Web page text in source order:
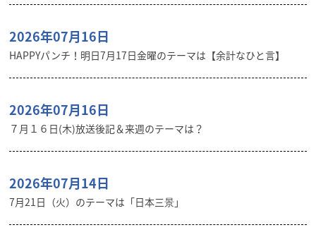
2026年07月16日
HAPPYパンチ！明日7月17日金曜のテーマは【余計なひと言】
2026年07月16日
７月１６日(木)放送後記＆来週のテーマは？
2026年07月14日
7月21日（火）のテーマは「日本三景」